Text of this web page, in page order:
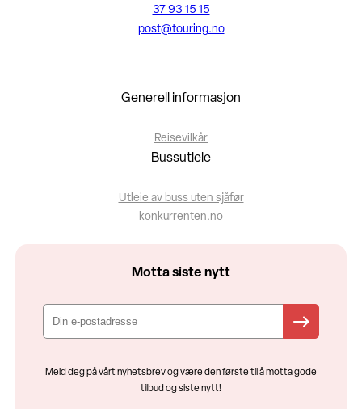
37 93 15 15
post@touring.no
Generell informasjon
Reisevilkår
Bussutleie
Utleie av buss uten sjåfør
konkurrenten.no
Motta siste nytt
Meld deg på vårt nyhetsbrev og være den første til å motta gode
tilbud og siste nytt!